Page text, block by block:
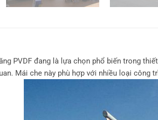
PVDF đang là lựa chọn phổ biến trong
Mái che này phù hợp với nhiều loại